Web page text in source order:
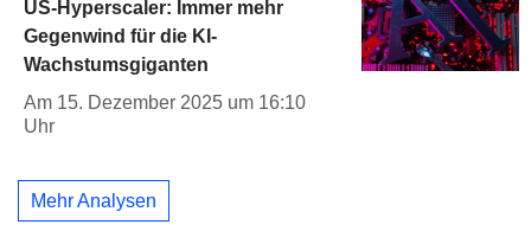
US-Hyperscaler: Immer mehr
Gegenwind für die KI-
Wachstumsgiganten
Am 15. Dezember 2025 um 16:10
Uhr
Mehr Analysen